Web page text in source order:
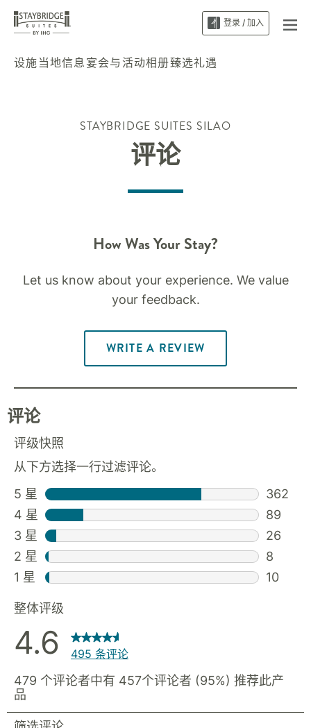
登录 / 加入
设施当地信息宴会与活动相册臻选礼遇
STAYBRIDGE SUITES SILAO
评论
How Was Your Stay?
Let us know about your experience. We value
your feedback.
WRITE A REVIEW